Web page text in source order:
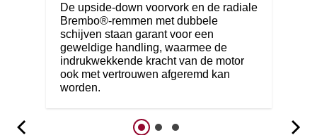
De upside-down voorvork en de radiale
Brembo®-remmen met dubbele
schijven staan garant voor een
geweldige handling, waarmee de
indrukwekkende kracht van de motor
ook met vertrouwen afgeremd kan
worden.